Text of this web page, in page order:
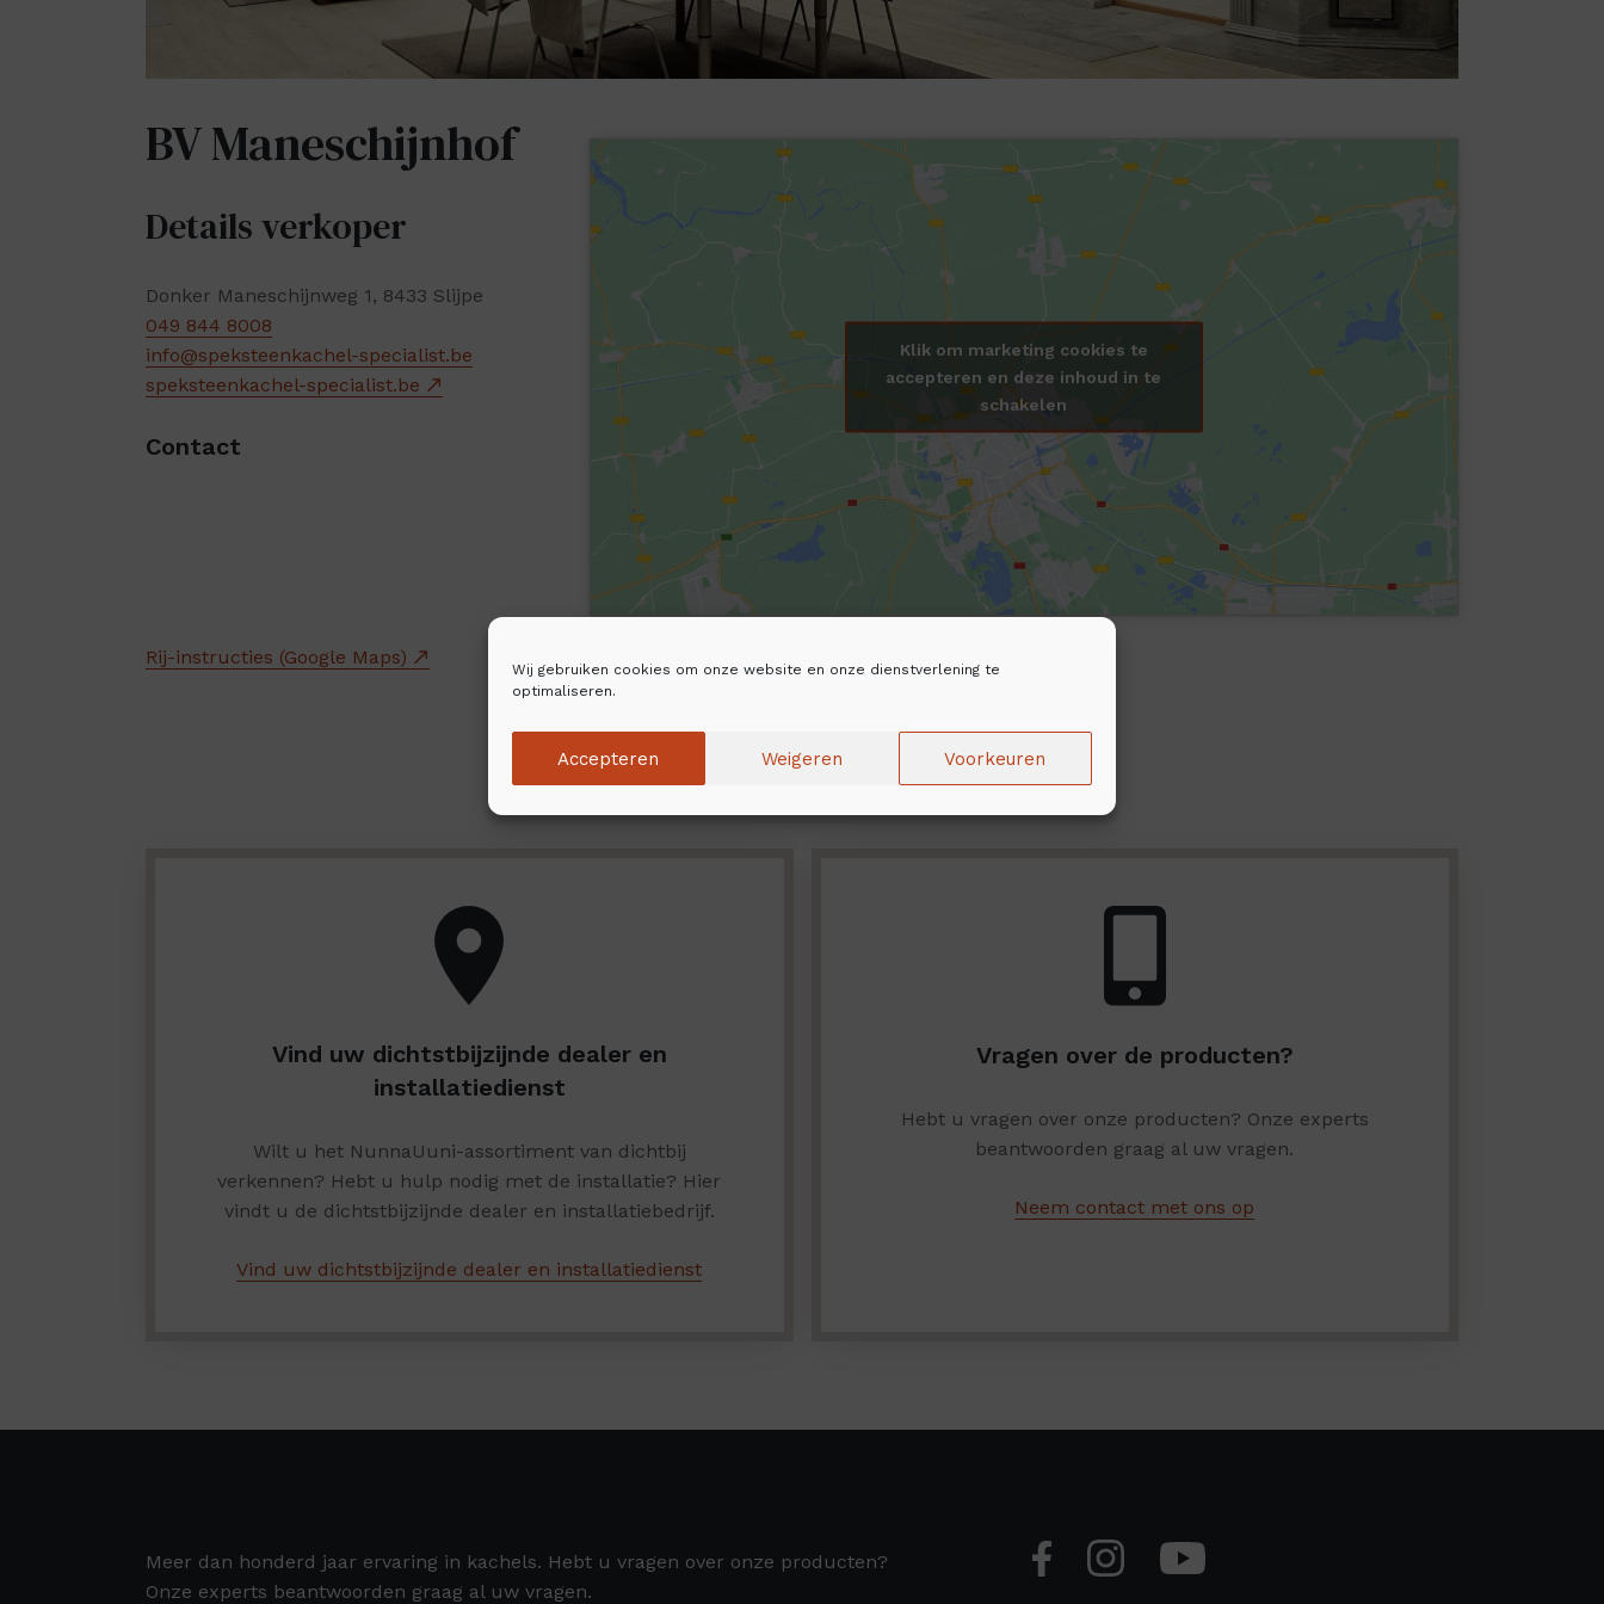
Wij gebruiken cookies om onze website en onze dienstverlening te
optimaliseren.
Accepteren Weigeren Voorkeuren
BV Maneschijnhof
Details verkoper
Donker Maneschijnweg 1, 8433 Slijpe
049 844 8008
info@speksteenkachel-specialist.be
speksteenkachel-specialist.be
Contact
Rij-instructies (Google Maps)
Klik om marketing cookies te
accepteren en deze inhoud in te
schakelen
Vind uw dichtstbijzijnde dealer en
installatiedienst
Wilt u het NunnaUuni-assortiment van dichtbij
verkennen? Hebt u hulp nodig met de installatie? Hier
vindt u de dichtstbijzijnde dealer en installatiebedrijf.
Vind uw dichtstbijzijnde dealer en installatiedienst
Vragen over de producten?
Hebt u vragen over onze producten? Onze experts
beantwoorden graag al uw vragen.
Neem contact met ons op
Meer dan honderd jaar ervaring in kachels. Hebt u vragen over onze producten?
Onze experts beantwoorden graag al uw vragen.